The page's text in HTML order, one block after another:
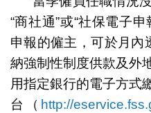
“商社通”或“社保電子
申報的僱主，可於月內
納強制性制度供款及外
用指定銀行的電子方式
台（ http://